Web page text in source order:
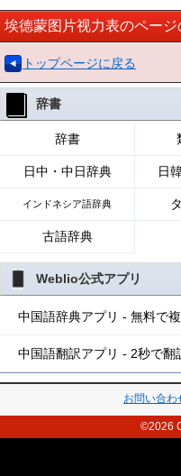
埃德蒙图片视力表のページ
トップページに戻る
辞書
辞書
日中・中日辞典 日
インドネシア語辞典
古語辞典
Weblio公式アプリ
中国語辞典アプリ - 無料で
中国語翻訳アプリ - 2秒で
お問い合わ
©2026